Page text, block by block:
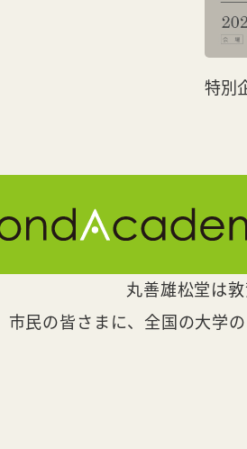
特別
丸善雄松堂は
市民の皆さまに、全国の大学